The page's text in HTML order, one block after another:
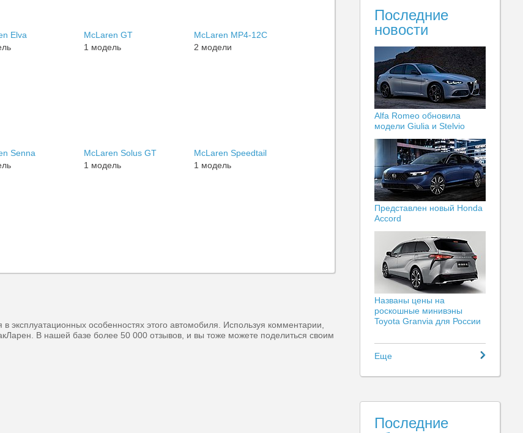
Последние
новости
Alfa Romeo обновила
модели Giulia и Stelvio
Представлен новый Honda
Accord
Названы цены на
роскошные минивэны
Toyota Granvia для России
Еще
Последние
Elva
McLaren GT
1 модель
McLaren MP4-12C
2 модели
Senna
McLaren Solus GT
1 модель
McLaren Speedtail
1 модель
эксплуатационных особенностях этого автомобиля. Используя комментарии,
В нашей базе более 50 000 отзывов, и вы тоже можете поделиться своим